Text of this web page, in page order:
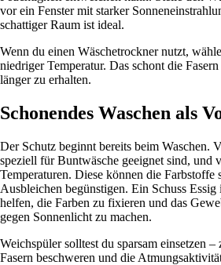
vor ein Fenster mit starker
schattiger Raum ist ideal.
Wenn du einen Wäschetrockner nutzt,
niedriger Temperatur. Das schont die
länger zu erhalten.
Schonendes Waschen als
Der Schutz beginnt bereits beim Waschen.
speziell für Buntwäsche geeignet sind, und
Temperaturen. Diese können die Farbstoffe
Ausbleichen begünstigen. Ein Schuss
helfen, die Farben zu fixieren und das
gegen Sonnenlicht zu machen.
Weichspüler solltest du sparsam einsetzen
Fasern beschweren und die